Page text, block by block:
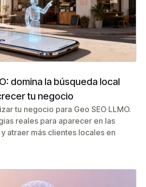
domina la búsqueda local
tu negocio
tu negocio para Geo SEO LLMO.
reales para aparecer en las
atraer más clientes locales en